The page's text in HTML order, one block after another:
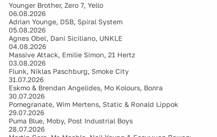
Younger Brother, Zero 7, Yello
06.08.2026
Adrian Younge, DSB, Spiral System
05.08.2026
Agnes Obel, Dani Siciliano, UNKLE
04.08.2026
Massive Attack, Emilie Simon, 21 Hertz
03.08.2026
Flunk, Niklas Paschburg, Smoke City
31.07.2026
Eskmo & Brendan Angelides, Mo Kolours, Волга
30.07.2026
Pomegranate, Wim Mertens, Static & Ronald Lippok
29.07.2026
Puma Blue, Moby, Post Industrial Boys
28.07.2026